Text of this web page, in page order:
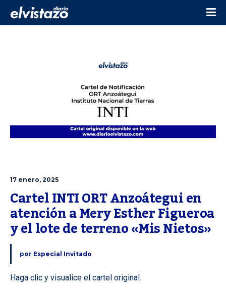
17 enero, 2025
Cartel INTI ORT Anzoátegui en
atención a Mery Esther Figueroa
y el lote de terreno «Mis Nietos»
por Especial Invitado
Haga clic y visualice el cartel original.